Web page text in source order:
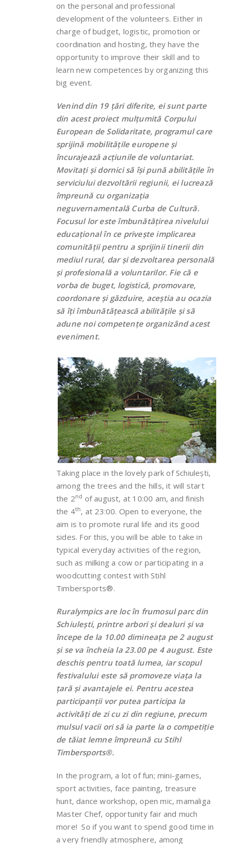
on the personal and professional
development of the volunteers. Either in
charge of budget, logistic, promotion or
coordination and hosting, they have the
opportunity to improve their skill and to
learn new competences by organizing this
big event.
Venind din 19 țări diferite, ei sunt parte
din acest proiect mulțumită Corpului
European de Solidaritate, programul care
sprijină mobilitățile europene și
încurajează acțiunile de voluntariat.
Movitați și dornici să își pună abilitățile în
serviciului dezvoltării regiunii, ei lucrează
împreună cu organizația
neguvernamentală Curba de Cultură.
Focusul lor este îmbunătățirea nivelului
educațional în ce privește implicarea
comunității pentru a sprijinii tinerii din
mediul rural, dar și dezvoltarea personală
și profesională a voluntarilor. Fie că e
vorba de buget, logistică, promovare,
coordonare și găzduire, aceștia au ocazia
să îți îmbunătățească abilitățile și să
adune noi competențe organizând acest
eveniment.
Taking place in the lovely park of Schiulești,
among the trees and the hills, it will start
the 2nd of august, at 10:00 am, and finish
the 4th, at 23:00. Open to everyone, the
aim is to promote rural life and its good
sides. For this, you will be able to take in
typical everyday activities of the region,
such as milking a cow or participating in a
woodcutting contest with Stihl
Timbersports®.
Ruralympics are loc în frumosul parc din
Schiulești, printre arbori și dealuri și va
începe de la 10.00 dimineața pe 2 august
și se va încheia la 23.00 pe 4 august. Este
deschis pentru toată lumea, iar scopul
festivalului este să promoveze viața la
țară și avantajele ei. Pentru acestea
participanții vor putea participa la
activități de zi cu zi din regiune, precum
mulsul vacii ori să ia parte la o competiție
de tăiat lemne împreună cu Stihl
Timbersports®.
In the program, a lot of fun; mini-games,
sport activities, face painting, treasure
hunt, dance workshop, open mic, mamaliga
Master Chef, opportunity fair and much
more! So if you want to spend good time in
a very friendly atmosphere, among